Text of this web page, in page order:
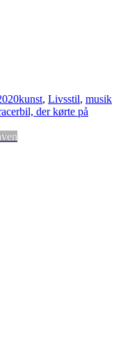
kunst, Livsstil, musik
der kørte på